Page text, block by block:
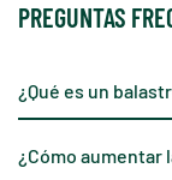
PREGUNTAS
¿Qué es un
¿Cómo aumentar